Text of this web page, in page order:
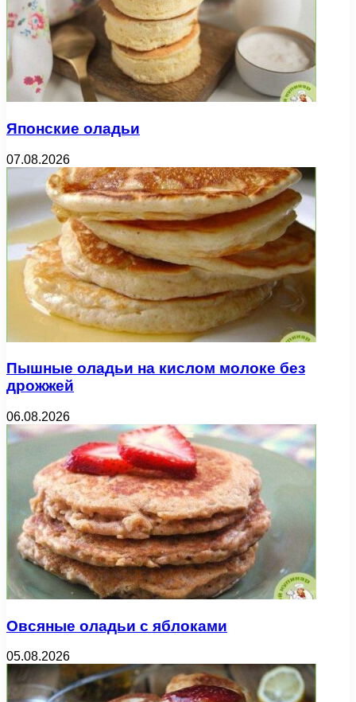
Японские оладьи
07.08.2026
Пышные оладьи на кислом молоке без
дрожжей
06.08.2026
Овсяные оладьи с яблоками
05.08.2026